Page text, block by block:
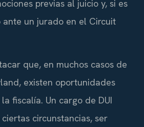
previas al juicio y, si es
ante un jurado en el Circuit
que, en muchos casos de
existen oportunidades
fiscalía. Un cargo de DUI
circunstancias, ser